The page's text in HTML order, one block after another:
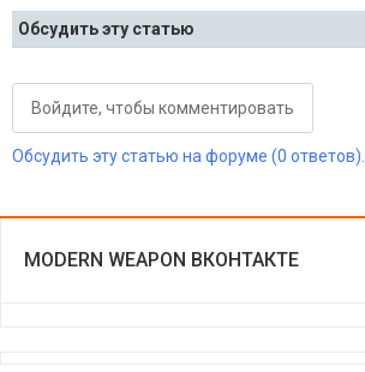
Обсудить эту статью
Войдите, чтобы комментировать
Обсудить эту статью на форуме (0 ответов).
MODERN WEAPON ВКОНТАКТЕ